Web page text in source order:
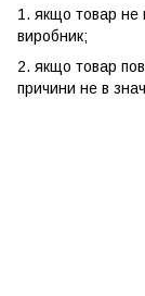
1. якщо товар не
виробник;
2. якщо товар
причини не в